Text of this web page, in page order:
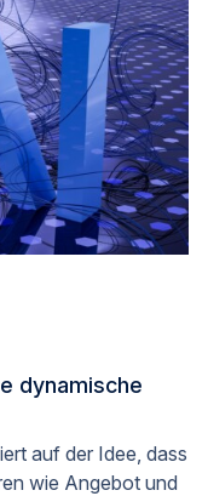
dynamische
auf der Idee, dass
wie Angebot und